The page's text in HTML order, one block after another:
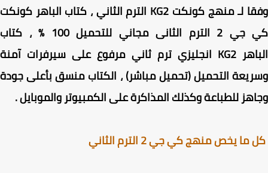
وفقا لـ منهج كونكت KG2 الترم الثاني ، كتاب الباهر كونكت
مجاني للتحميل 100 % ،
كتاب
KG2 انجليزي ترم ثانيمرفوع على سيرفرات آمنة
التحميل (تحميل مباشر) ، الكتابمنسق بأعلى جودة
للطباعة وكذلك المذاكرة على الكمبيوتر والموبايل .
يخص منهج كي جي 2 الترم الثاني